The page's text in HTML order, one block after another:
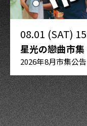
08.01 (SAT)
星光の戀曲市
2026年8月市集公告